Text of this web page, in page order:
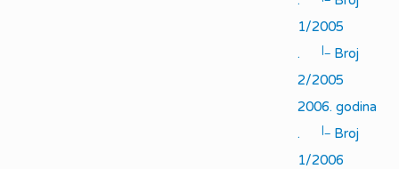
1/2005
.
|_ Broj
2/2005
2006. godina
.
|_ Broj
1/2006